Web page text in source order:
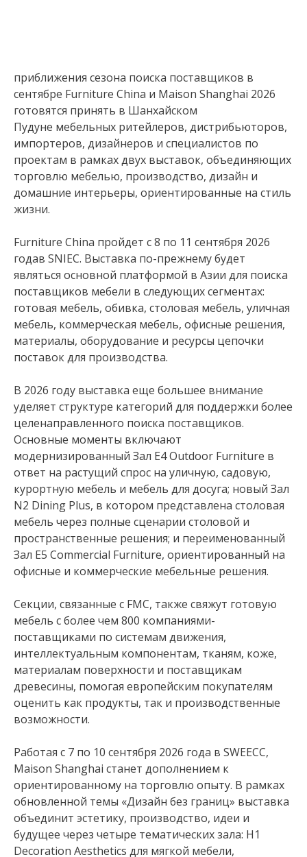
приближения сезона поиска поставщиков в
сентябре Furniture China и Maison Shanghai 2026
готовятся принять в Шанхайском
Пудуне мебельных ритейлеров, дистрибьюторов,
импортеров, дизайнеров и специалистов по
проектам в рамках двух выставок, объединяющих
торговлю мебелью, производство, дизайн и
домашние интерьеры, ориентированные на стиль
жизни.
Furniture China пройдет с 8 по 11 сентября 2026
годав SNIEC. Выставка по-прежнему будет
являться основной платформой в Азии для поиска
поставщиков мебели в следующих сегментах:
готовая мебель, обивка, столовая мебель, уличная
мебель, коммерческая мебель, офисные решения,
материалы, оборудование и ресурсы цепочки
поставок для производства.
В 2026 году выставка еще большее внимание
уделяет структуре категорий для поддержки более
целенаправленного поиска поставщиков.
Основные моменты включают
модернизированный Зал E4 Outdoor Furniture в
ответ на растущий спрос на уличную, садовую,
курортную мебель и мебель для досуга; новый Зал
N2 Dining Plus, в котором представлена столовая
мебель через полные сценарии столовой и
пространственные решения; и переименованный
Зал E5 Commercial Furniture, ориентированный на
офисные и коммерческие мебельные решения.
Секции, связанные с FMC, также свяжут готовую
мебель с более чем 800 компаниями-
поставщиками по системам движения,
интеллектуальным компонентам, тканям, коже,
материалам поверхности и поставщикам
древесины, помогая европейским покупателям
оценить как продукты, так и производственные
возможности.
Работая с 7 по 10 сентября 2026 года в SWEECC,
Maison Shanghai станет дополнением к
ориентированному на торговлю опыту. В рамках
обновленной темы «Дизайн без границ» выставка
объединит эстетику, производство, идеи и
будущее через четыре тематических зала: H1
Decoration Aesthetics для мягкой мебели,